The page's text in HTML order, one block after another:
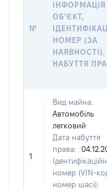
№
ОБʼЄКТ,
НОМЕР (ЗА
НАЯВНОСТІ),
НАБУТТЯ
1
Вид майна:
Автомобіль
легковий
Дата набуття
права:
номер (VIN-
номер шасі):